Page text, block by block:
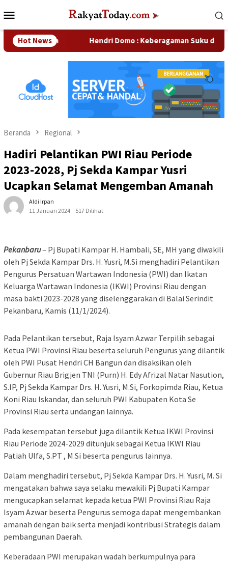
ke
Mobile
Hot NewsHendri Domo : Keberagaman Suku dan Budaya di
Beranda Regional
Hadiri Pelantikan PWI Riau Periode
2023-2028, Pj Sekda Kampar Yusri
Ucapkan Selamat Mengemban Amanah
Aldi Irpan
11 Januari 2024
517 Dilihat
Pekanbaru– Pj Bupati Kampar H. Hambali, SE, MH yang diwakili
oleh Pj Sekda Kampar Drs. H. Yusri, M.Si menghadiri Pelantikan
Pengurus Persatuan Wartawan Indonesia (PWI) dan Ikatan
Keluarga Wartawan Indonesia (IKWI) Provinsi Riau dengan
masa bakti 2023-2028 yang diselenggarakan di Balai Serindit
Pekanbaru, Kamis (11/1/2024).
Pada Pelantikan tersebut, Raja Isyam Azwar Terpilih sebagai
Ketua PWI Provinsi Riau beserta seluruh Pengurus yang dilantik
oleh PWI Pusat Hendri CH Bangun dan disaksikan oleh
Gubernur Riau Brigjen TNI (Purn) H. Edy Afrizal Natar Nasution,
S.IP, Pj Sekda Kampar Drs. H. Yusri, M.Si, Forkopimda Riau, Ketua
Koni Riau Iskandar, dan seluruh PWI Kabupaten Kota Se
Provinsi Riau serta undangan lainnya.
Pada kesempatan tersebut juga dilantik Ketua IKWI Provinsi
Riau Periode 2024-2029 ditunjuk sebagai Ketua IKWI Riau
Patiah Ulfa, S.PT , M.Si beserta pengurus lainnya.
Dalam menghadiri tersebut, Pj Sekda Kampar Drs. H. Yusri, M. Si
mengatakan bahwa saya selaku mewakili Pj Bupati Kampar
mengucapkan selamat kepada ketua PWI Provinsi Riau Raja
Isyam Azwar beserta Pengurus semoga dapat mengembankan
amanah dengan baik serta menjadi kontribusi Strategis dalam
pembangunan Daerah.
Keberadaan PWI merupakan wadah berkumpulnya para